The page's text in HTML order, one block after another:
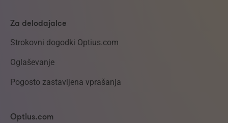
Za delodajalce
Strokovni dogodki Optius.com
Oglaševanje
Pogosto zastavljena vprašanja
Optius.com